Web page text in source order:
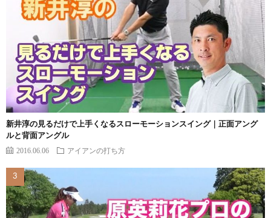
新井淳の見るだけで上手くなるスローモーションスイング｜正面アング
ルと背面アングル
2016.06.06 アイアンの打ち方